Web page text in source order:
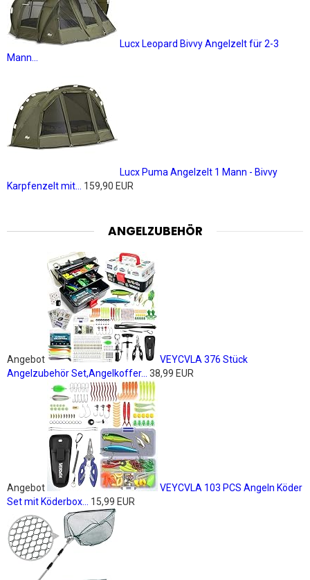
Lucx Leopard Bivvy Angelzelt für 2-3
Mann...
Lucx Puma Angelzelt 1 Mann - Bivvy
Karpfenzelt mit...
159,90 EUR
ANGELZUBEHÖR
Angebot
VEYCVLA 376 Stück
Angelzubehör Set,Angelkoffer...
38,99 EUR
Angebot
VEYCVLA 103 PCS Angeln Köder
Set mit Köderbox...
15,99 EUR